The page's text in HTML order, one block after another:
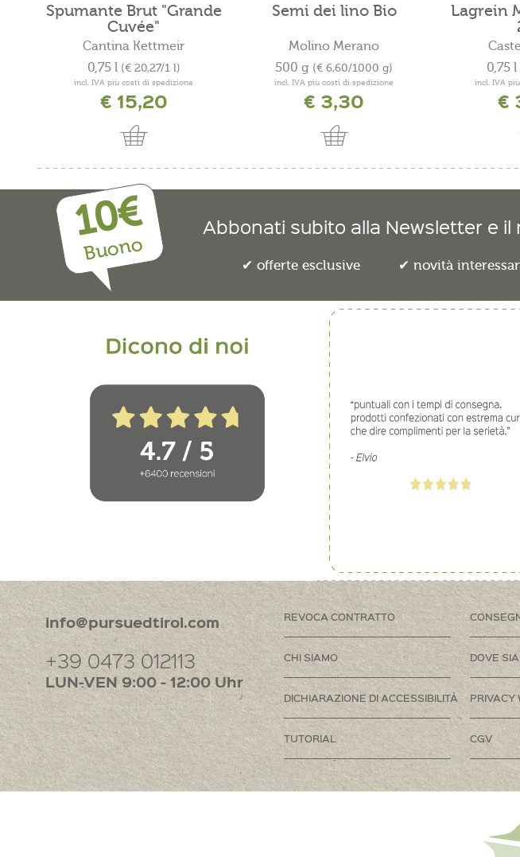
Spumante Brut "Grande
Cuvée"
Cantina Kettmeir
0,75 l (€ 20,27/1 l)
incl. IVA più costi di spedizione
€ 15,20
Semi dei lino Bio
Molino Merano
500 g (€ 6,60/1000 g)
incl. IVA più costi di spedizione
€ 3,30
Lagrein
0,75 l
incl. IVA
€
10€
Buono
Abbonati subito alla Newsletter e il
offerte esclusive novità
info@pursuedtirol.com
+39 0473 012113
LUN-VEN 9:00 - 12:00 Uhr
REVOCA CONTRATTO
CHI SIAMO DOVE
DICHIARAZIONE DI ACCESSIBILITÀ PRIVACY
TUTORIAL CGV